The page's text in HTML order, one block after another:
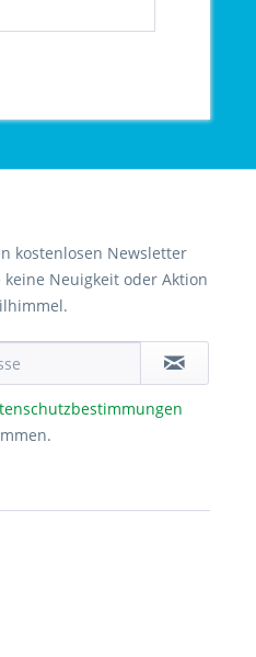
kostenlosen Newsletter
keine Neuigkeit oder Aktion